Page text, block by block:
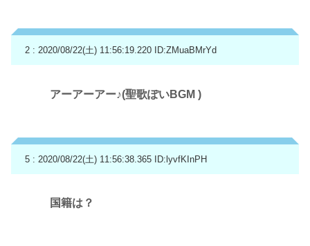
2 : 2020/08/22(土) 11:56:19.220 ID:ZMuaBMrYd
アーアーアー♪(聖歌ぽいBGM )
5 : 2020/08/22(土) 11:56:38.365 ID:lyvfKInPH
国籍は？